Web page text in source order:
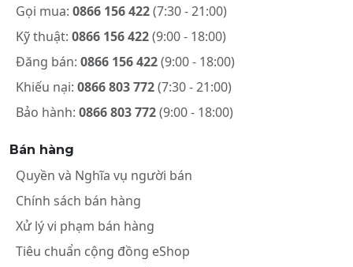
Gọi mua: 0866 156 422(7:30 - 21:00)
Kỹ thuật: 0866 156 422(9:00 - 18:00)
Đăng bán: 0866 156 422(9:00 - 18:00)
Khiếu nại: 0866 803 772(7:30 - 21:00)
Bảo hành: 0866 803 772(9:00 - 18:00)
Bán hàng
Quyền và Nghĩa vụ người bán
Chính sách bán hàng
Xử lý vi phạm bán hàng
Tiêu chuẩn cộng đồng eShop